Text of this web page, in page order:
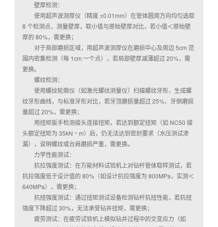
壁厚检测：
使用超声波测厚仪（精度 ±0.01mm）在管体圆周方向均匀选取
8 个检测点，测量壁厚，取小值与原始壁厚对比，若小值＜原始壁
厚的 80%，需更换；
对于局部磨损区域，用超声波测厚仪在磨损中心及周边 5cm 范
围内密集检测（每 1cm 一个点），若局部壁厚减薄超过 20%，需
更换。
螺纹检测：
使用螺纹轮廓仪（如激光螺纹测量仪）扫描螺纹牙形，生成螺
纹牙形曲线，与标准牙形对比，若牙顶磨损量超过 25%、牙侧磨损
量超过 20%，需更换；
用扭矩扳手检测接头连接扭矩，若达到额定扭矩（如 NC50 接
头额定扭矩为 35kN・m）后，仍无法达到密封要求（水压测试渗
漏），说明螺纹或台肩磨损严重，需更换。
力学性能测试：
抗拉强度测试：在万能材料试验机上对钻杆管体取样测试，若
抗拉强度低于设计值的 80%（如设计抗拉强度为 800MPa，实测＜
640MPa），需更换；
抗扭强度测试：通过扭矩测试设备检测钻杆抗扭性能，若抗扭
强度下降超过 30%，无法承受钻井扭矩，需更换；
疲劳测试：在疲劳试验机上模拟钻井过程中的交变应力（如